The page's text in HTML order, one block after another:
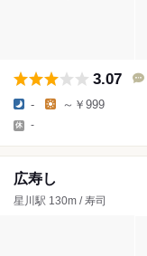
3.07
- ～￥999
-
広寿し
星川駅 130m / 寿司